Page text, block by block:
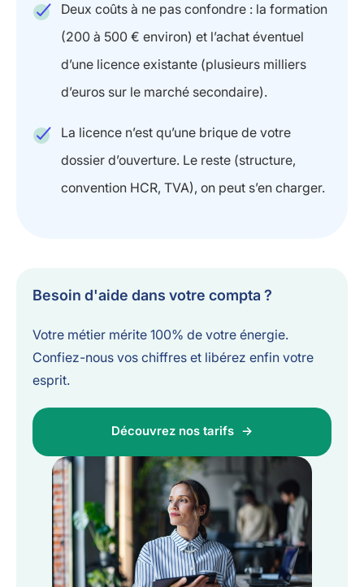
Deux coûts à ne pas confondre : la formation
(200 à 500 € environ) et l’achat éventuel
d’une licence existante (plusieurs milliers
d’euros sur le marché secondaire).
La licence n’est qu’une brique de votre
dossier d’ouverture. Le reste (structure,
convention HCR, TVA), on peut s’en charger.
Besoin d'aide dans votre compta ?
Votre métier mérite 100% de votre énergie.
Confiez-nous vos chiffres et libérez enfin votre
esprit.
Découvrez nos tarifs